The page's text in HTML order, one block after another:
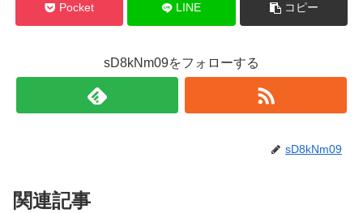
Pocket LINE コピー
sD8kNm09をフォローする
sD8kNm09
関連記事